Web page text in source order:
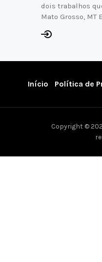
dois trabalhos
Mato Grosso, MT
Início Política de
Copyright ©